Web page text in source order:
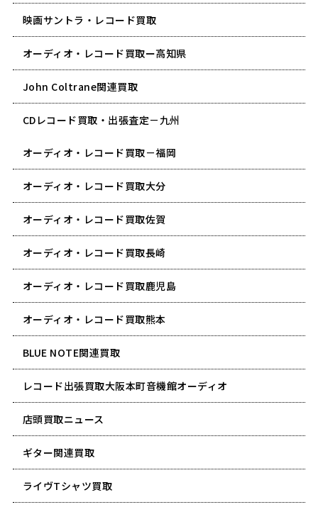
映画サントラ・レコード買取
オーディオ・レコード買取ー高知県
John Coltrane関連買取
CDレコード買取・出張査定－九州
オーディオ・レコード買取－福岡
オーディオ・レコード買取大分
オーディオ・レコード買取佐賀
オーディオ・レコード買取長崎
オーディオ・レコード買取鹿児島
オーディオ・レコード買取熊本
BLUE NOTE関連買取
レコード出張買取大阪本町音機館オーディオ
店頭買取ニュース
ギター関連買取
ライヴTシャツ買取